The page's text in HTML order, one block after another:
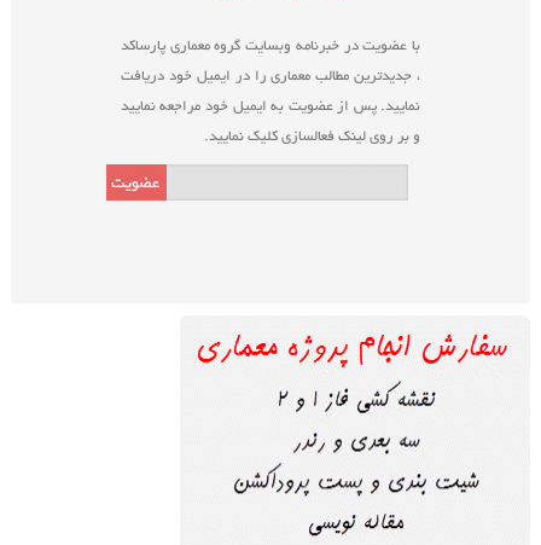
با عضویت در خبرنامه وبسایت گروه معماری پارساکد
، جدیدترین مطالب معماری را در ایمیل خود دریافت
نمایید. پس از عضویت به ایمیل خود مراجعه نمایید
و بر روی لینک فعالسازی کلیک نمایید.